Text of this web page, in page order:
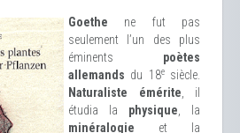
Goethe ne fut pas
seulement l’un des plus
éminents poètes
allemands du 18esiècle.
Naturaliste émérite , il
étudia la physique , la
minéralogie et la